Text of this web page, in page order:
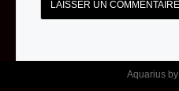
Aquarius by